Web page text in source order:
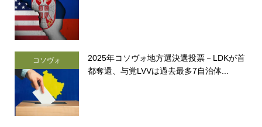
コソヴォ
2025年コソヴォ地方選決選投票－LDKが首
都奪還、与党LVVは過去最多7自治体...